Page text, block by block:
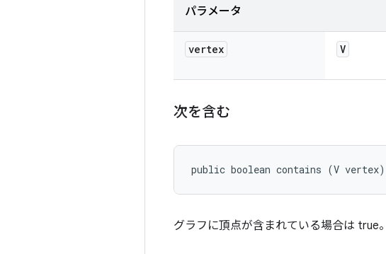
パラメータ
vertex V
次を含む
public boolean contains (V vertex)
グラフに頂点が含まれている場合は true